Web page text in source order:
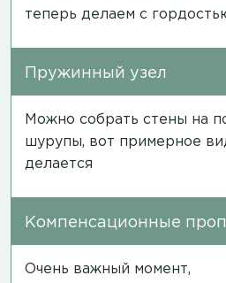
теперь делаем с
Пружинный узел
Можно собрать стены на
шурупы, вот примерное
делается
Компенсационные
Очень важный момент,